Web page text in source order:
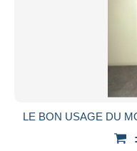
LE BON USAGE DU